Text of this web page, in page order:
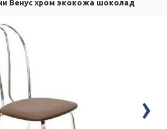
Венус хром экокожа шоколад
›